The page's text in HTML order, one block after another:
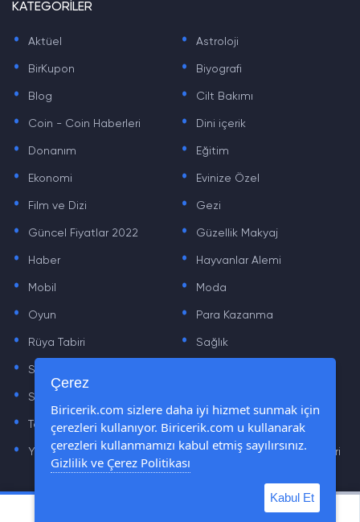
KATEGORİLER
. Aktüel . Astroloji
. BirKupon . Biyografi
. Blog . Cilt Bakımı
. Coin - Coin Haberleri . Dini içerik
. Donanım . Eğitim
. Ekonomi . Evinize Özel
. Film ve Dizi . Gezi
. Güncel Fiyatlar 2022 . Güzellik Makyaj
. Haber . Hayvanlar Alemi
. Mobil . Moda
. Oyun . Para Kazanma
. Rüya Tabiri . Sağlık
. Sinema .
. Sözler
. Teknoloji Haberleri . Yaşam
. Yazılım Haberleri . Yiyecek Önerileri ve Tarifleri
Çerez
Biricerik.com sizlere daha iyi hizmet sunmak için
çerezleri kullanıyor. Biricerik.com u kullanarak
çerezleri kullanmamızı kabul etmiş sayılırsınız.
Gizlilik ve Çerez Politikası
Kabul Et